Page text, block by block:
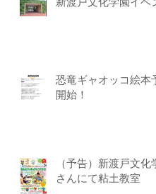
新渡戸文化学園イベ
恐竜ギャオッコ絵本
開始！
（予告）新渡戸文化
さんにて粘土教室